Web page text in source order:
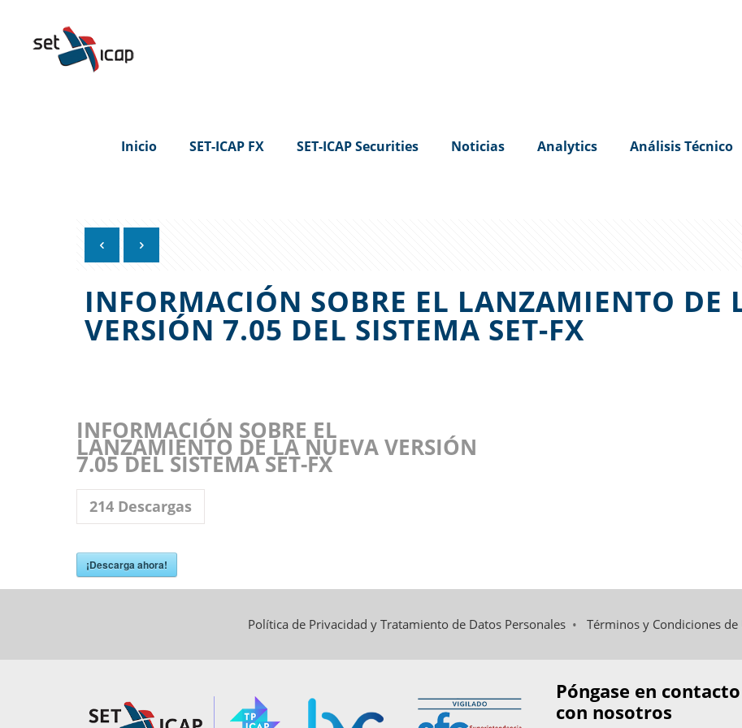
Inicio SET-ICAP FX SET-ICAP Securities Noticias Analytics Análisis Técnico
INFORMACIÓN SOBRE EL LANZAMIENTO DE
VERSIÓN 7.05 DEL SISTEMA SET-FX
INFORMACIÓN SOBRE EL
LANZAMIENTO DE LA NUEVA VERSIÓN
7.05 DEL SISTEMA SET-FX
214Descargas
¡Descarga ahora!
Política de Privacidad y Tratamiento de Datos Personales •Términos y Condiciones de
Póngase en contacto
con nosotros